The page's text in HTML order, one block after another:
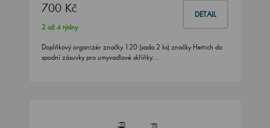
700 Kč DETAIL
2 až 4 týdny
Doplňkový organizér značky 120 (sada 2 ks) značky Hettich do
spodní zásuvky pro umyvadlové skříňky…